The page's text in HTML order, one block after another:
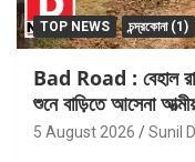
TOP NEWS চন্দ্রকোনা (1)
Bad Road : বেহাল
শুনে বাড়িতে আসেনা
5 August 2026 Sunil